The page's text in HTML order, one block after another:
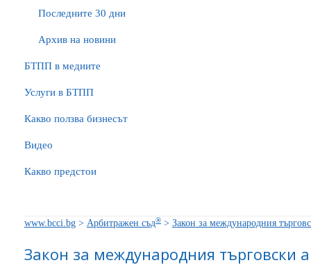
Последните 30 дни
Архив на новини
БTПП в медиите
Услуги в БТПП
Какво ползва бизнесът
Видео
Какво предстои
www.bcci.bg > Арбитражен съд® > Закон за международния
Закон за международния търговски